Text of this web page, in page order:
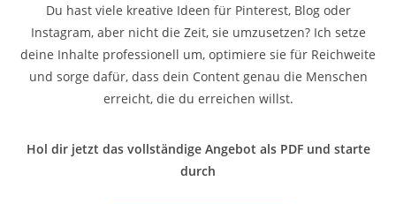
Du hast viele kreative Ideen für Pinterest, Blog oder
Instagram, aber nicht die Zeit, sie umzusetzen? Ich setze
deine Inhalte professionell um, optimiere sie für Reichweite
und sorge dafür, dass dein Content genau die Menschen
erreicht, die du erreichen willst.
Hol dir jetzt das vollständige Angebot als PDF und starte
durch